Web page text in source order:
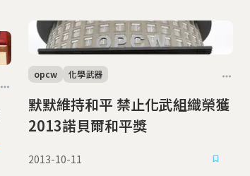
默默維持和平 禁止化武組織榮獲
2013諾貝爾和平獎
opcw 化學武器
2013-10-11